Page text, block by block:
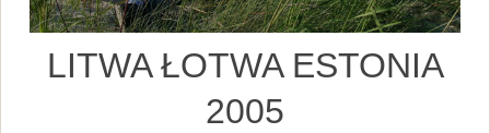
LITWA ŁOTWA ESTONIA
2005